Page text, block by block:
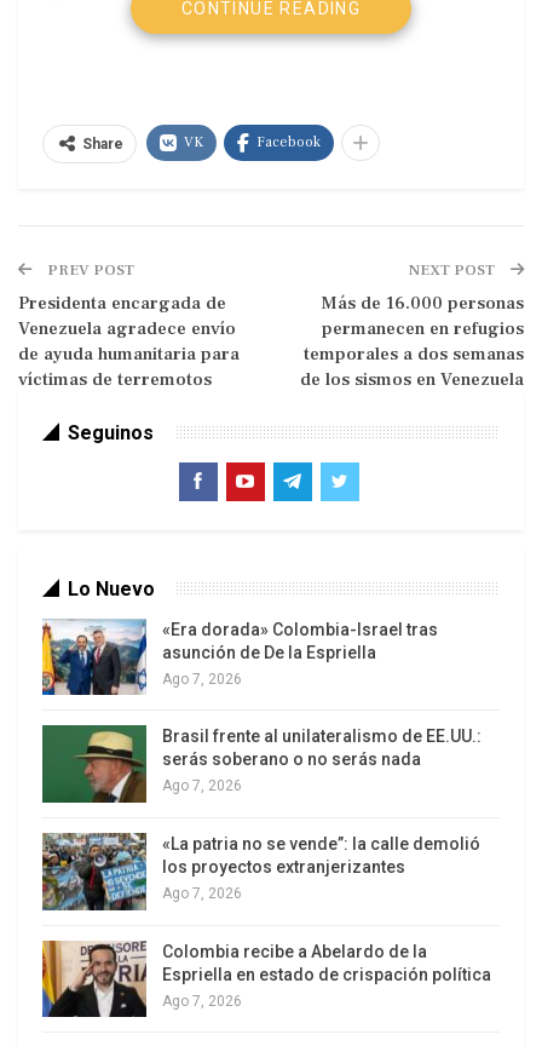
Tratado del Atlántico Norte (OTAN) durante una
En declaraciones a periodistas junto al secretario
hacer ningún negocio comercial con España».
El presidente estadounidense ordenó
posteriormente y de forma pública a su
Dirigiéndose al secretario del Tesoro de Estados
Unidos, Scott Bessent, Trump dijo que «España es
un socio terrible en la OTAN. No participa, no paga.
visitas».
Madrid rechazó recientemente cumplir el nuevo
objetivo de gasto en defensa del 5 por ciento del
se ha negado a permitir que Estados Unidos
utilice su espacio aéreo o su territorio para
CONTINUE READING
Share VK Facebook
PREV POST
Presidenta encargada de
Venezuela agradece envío
de ayuda humanitaria para
víctimas de terremotos
NEXT POST
Más de 16.000 personas
permanecen en refugios
temporales a dos semanas
de los sismos en Venezuela
Seguinos
Lo Nuevo
«Era dorada» Colombia-Israel tras
asunción de De la Espriella
Ago 7, 2026
Brasil frente al unilateralismo de EE.UU.:
serás soberano o no serás nada
Ago 7, 2026
«La patria no se vende”: la calle demolió
los proyectos extranjerizantes
Ago 7, 2026
Colombia recibe a Abelardo de la
Espriella en estado de crispación política
Ago 7, 2026